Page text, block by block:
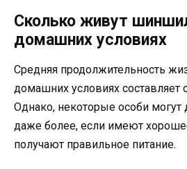
Сколько живут
домашних условиях
Средняя продолжительность
домашних условиях составляет
Однако, некоторые особи могут
даже более, если имеют
получают правильное питание.